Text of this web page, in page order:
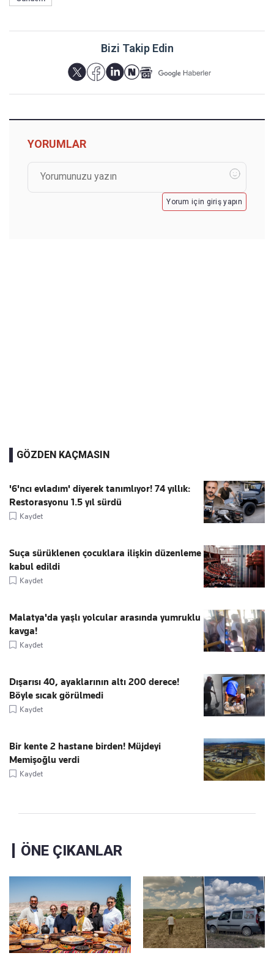
Bizi Takip Edin
YORUMLAR
Yorum için giriş yapın
GÖZDEN KAÇMASIN
'6'ncı evladım' diyerek tanımlıyor! 74 yıllık:
Restorasyonu 1.5 yıl sürdü
Kaydet
Suça sürüklenen çocuklara ilişkin düzenleme
kabul edildi
Kaydet
Malatya'da yaşlı yolcular arasında yumruklu
kavga!
Kaydet
Dışarısı 40, ayaklarının altı 200 derece!
Böyle sıcak görülmedi
Kaydet
Bir kente 2 hastane birden! Müjdeyi
Memişoğlu verdi
Kaydet
ÖNE ÇIKANLAR